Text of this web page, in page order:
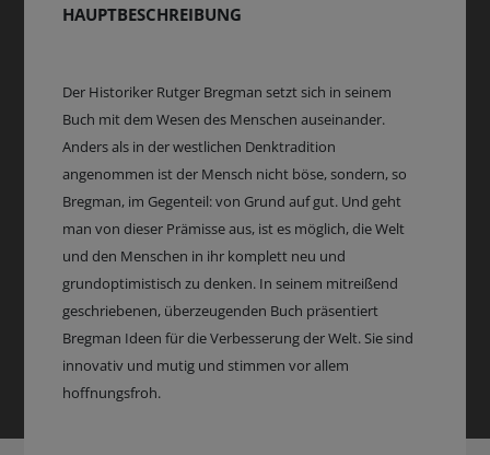
HAUPTBESCHREIBUNG
Der Historiker Rutger Bregman setzt sich in seinem
Buch mit dem Wesen des Menschen auseinander.
Anders als in der westlichen Denktradition
angenommen ist der Mensch nicht böse, sondern, so
Bregman, im Gegenteil: von Grund auf gut. Und geht
man von dieser Prämisse aus, ist es möglich, die Welt
und den Menschen in ihr komplett neu und
grundoptimistisch zu denken. In seinem mitreißend
geschriebenen, überzeugenden Buch präsentiert
Bregman Ideen für die Verbesserung der Welt. Sie sind
innovativ und mutig und stimmen vor allem
hoffnungsfroh.